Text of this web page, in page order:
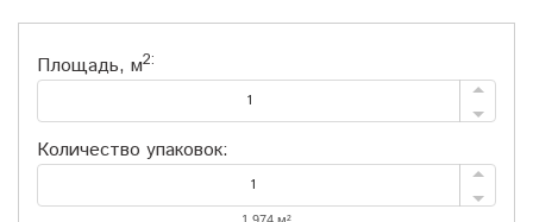
Площадь, м2:
Количество упаковок: